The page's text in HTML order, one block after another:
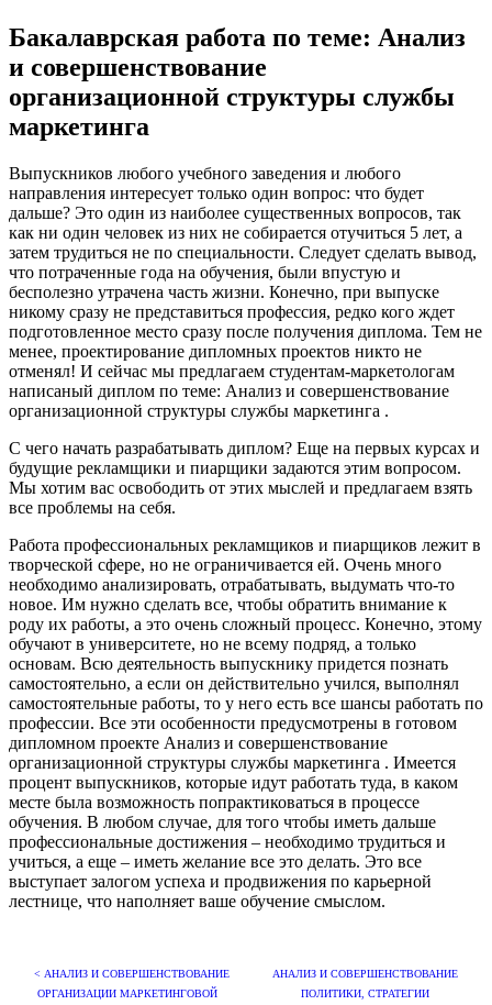
Бакалаврская работа по теме: Анализ
и совершенствование
организационной структуры службы
маркетинга
Выпускников любого учебного заведения и любого
направления интересует только один вопрос: что будет
дальше? Это один из наиболее существенных вопросов, так
как ни один человек из них не собирается отучиться 5 лет, а
затем трудиться не по специальности. Следует сделать вывод,
что потраченные года на обучения, были впустую и
бесполезно утрачена часть жизни. Конечно, при выпуске
никому сразу не представиться профессия, редко кого ждет
подготовленное место сразу после получения диплома. Тем не
менее, проектирование дипломных проектов никто не
отменял! И сейчас мы предлагаем студентам-маркетологам
написаный диплом по теме: Анализ и совершенствование
организационной структуры службы маркетинга .
С чего начать разрабатывать диплом? Еще на первых курсах и
будущие рекламщики и пиарщики задаются этим вопросом.
Мы хотим вас освободить от этих мыслей и предлагаем взять
все проблемы на себя.
Работа профессиональных рекламщиков и пиарщиков лежит в
творческой сфере, но не ограничивается ей. Очень много
необходимо анализировать, отрабатывать, выдумать что-то
новое. Им нужно сделать все, чтобы обратить внимание к
роду их работы, а это очень сложный процесс. Конечно, этому
обучают в университете, но не всему подряд, а только
основам. Всю деятельность выпускнику придется познать
самостоятельно, а если он действительно учился, выполнял
самостоятельные работы, то у него есть все шансы работать по
профессии. Все эти особенности предусмотрены в готовом
дипломном проекте Анализ и совершенствование
организационной структуры службы маркетинга . Имеется
процент выпускников, которые идут работать туда, в каком
месте была возможность попрактиковаться в процессе
обучения. В любом случае, для того чтобы иметь дальше
профессиональные достижения – необходимо трудиться и
учиться, а еще – иметь желание все это делать. Это все
выступает залогом успеха и продвижения по карьерной
лестнице, что наполняет ваше обучение смыслом.
< АНАЛИЗ И СОВЕРШЕНСТВОВАНИЕ
ОРГАНИЗАЦИИ МАРКЕТИНГОВОЙ
АНАЛИЗ И СОВЕРШЕНСТВОВАНИЕ
ПОЛИТИКИ, СТРАТЕГИИ